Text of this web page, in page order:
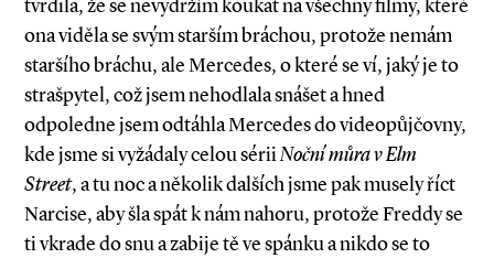
tvrdila, že se nevydržím koukat na všechny filmy, které
ona viděla se svým starším bráchou, protože nemám
staršího bráchu, ale Mercedes, o které se ví, jaký je to
strašpytel, což jsem nehodlala snášet a hned
odpoledne jsem odtáhla Mercedes do videopůjčovny,
kde jsme si vyžádaly celou sériiNoční můra v Elm
Street, a tu noc a několik dalších jsme pak musely říct
Narcise, aby šla spát k nám nahoru, protože Freddy se
ti vkrade do snu a zabije tě ve spánku a nikdo se to